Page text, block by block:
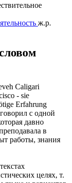
ж.р.
Caligari
- sie
Erfahrung
с одной
давно
в
работы, знания
целях, т.